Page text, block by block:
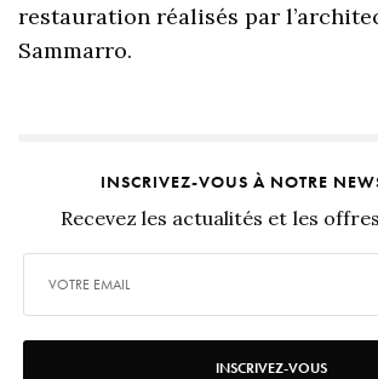
restauration réalisés par
Sammarro.
INSCRIVEZ-VOUS À NOTRE
Recevez les actualités et les
INSCRIVEZ-VOUS